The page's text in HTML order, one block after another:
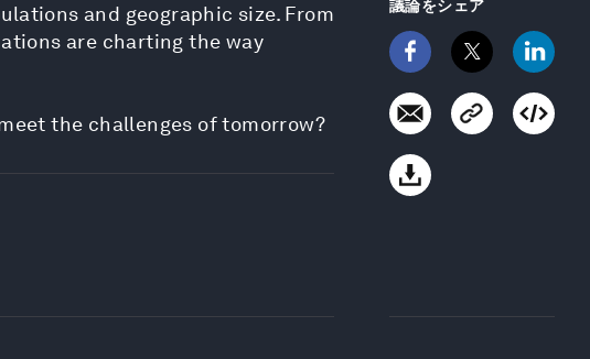
and geographic size. From
are charting the way
the challenges of tomorrow?
議論をシェア